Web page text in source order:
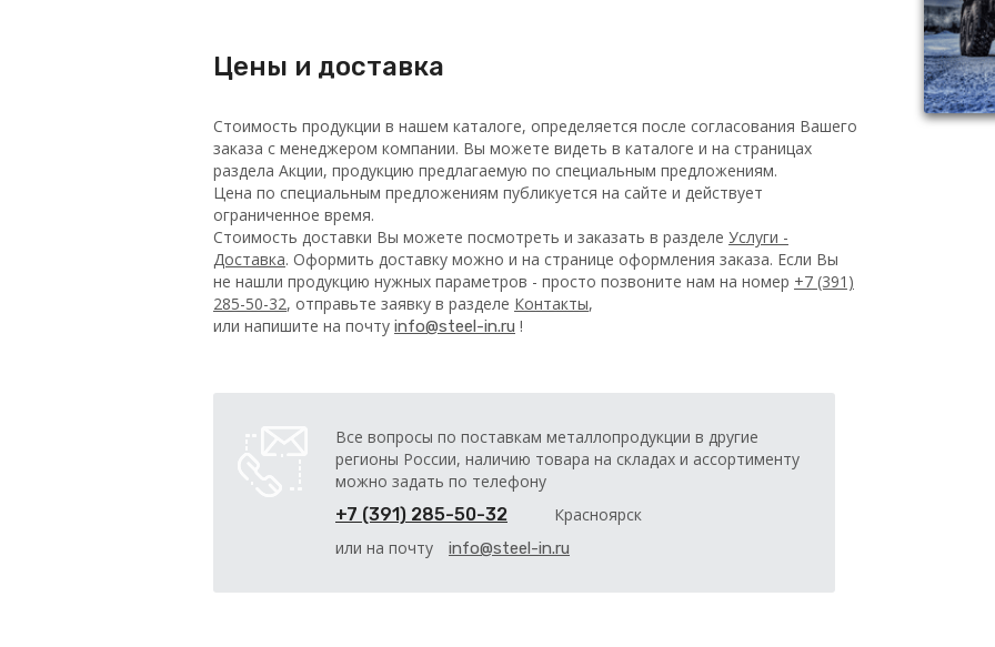
Цены и доставка
Стоимость продукции в нашем каталоге, определяется после согласования Вашего
заказа с менеджером компании. Вы можете видеть в каталоге и на страницах
раздела Акции, продукцию предлагаемую по специальным предложениям.
Цена по специальным предложениям публикуется на сайте и действует
ограниченное время.
Стоимость доставки Вы можете посмотреть и заказать в разделе Услуги -
Доставка. Оформить доставку можно и на странице оформления заказа. Если Вы
не нашли продукцию нужных параметров - просто позвоните нам на номер +7 (391)
285-50-32, отправьте заявку в разделе Контакты,
или напишите на почту info@steel-in.ru !
Все вопросы по поставкам металлопродукции в другие
регионы России, наличию товара на складах и ассортименту
можно задать по телефону
+7 (391) 285-50-32
Красноярск
или на почту
info@steel-in.ru